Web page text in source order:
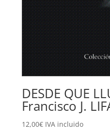
DESDE QUE
Francisco J.
12,00€ IVA incluido